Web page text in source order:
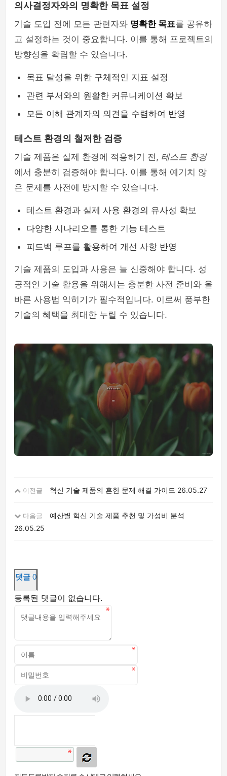
의사결정자와의 명확한 목표 설정
기술 도입 전에 모든 관련자와 명확한 목표를 공유하
고 설정하는 것이 중요합니다. 이를 통해 프로젝트의
방향성을 확립할 수 있습니다.
목표 달성을 위한 구체적인 지표 설정
관련 부서와의 원활한 커뮤니케이션 확보
모든 이해 관계자의 의견을 수렴하여 반영
테스트 환경의 철저한 검증
기술 제품은 실제 환경에 적용하기 전, 테스트 환경
에서 충분히 검증해야 합니다. 이를 통해 예기치 않
은 문제를 사전에 방지할 수 있습니다.
테스트 환경과 실제 사용 환경의 유사성 확보
다양한 시나리오를 통한 기능 테스트
피드백 루프를 활용하여 개선 사항 반영
기술 제품의 도입과 사용은 늘 신중해야 합니다. 성
공적인 기술 활용을 위해서는 충분한 사전 준비와 올
바른 사용법 익히기가 필수적입니다. 이로써 풍부한
기술의 혜택을 최대한 누릴 수 있습니다.
이전글 혁신 기술 제품의 흔한 문제 해결 가이드 26.05.27
다음글
예산별 혁신 기술 제품 추천 및 가성비 분석
26.05.25
댓글 0
등록된 댓글이 없습니다.